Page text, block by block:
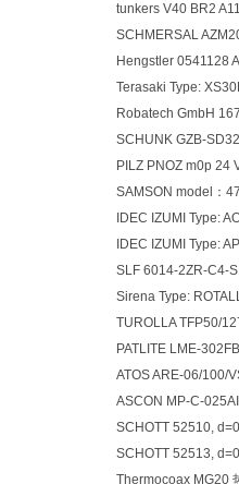
tunkers V40 BR2
SCHMERSAL
Hengstler 0541128
Terasaki Type:
Robatech GmbH
SCHUNK GZB-
PILZ PNOZ m0p 24
SAMSON model：
IDEC IZUMI Type:
IDEC IZUMI Type:
SLF 6014-2ZR-C4-
Sirena Type:
TUROLLA TFP50/
PATLITE LME-
ATOS ARE-06/100/
ASCON MP-C-
SCHOTT 52510,
SCHOTT 52513,
Thermocoax MG20